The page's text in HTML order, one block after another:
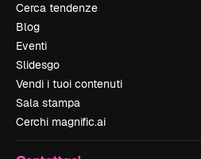
Cerca tendenze
Blog
Eventi
Slidesgo
Vendi i tuoi contenuti
Sala stampa
Cerchi magnific.ai